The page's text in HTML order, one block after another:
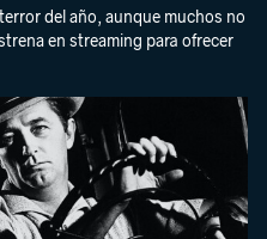
del año, aunque muchos no
en streaming para ofrecer